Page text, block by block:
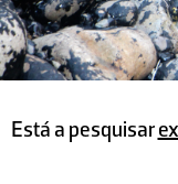
Está a pesquisar